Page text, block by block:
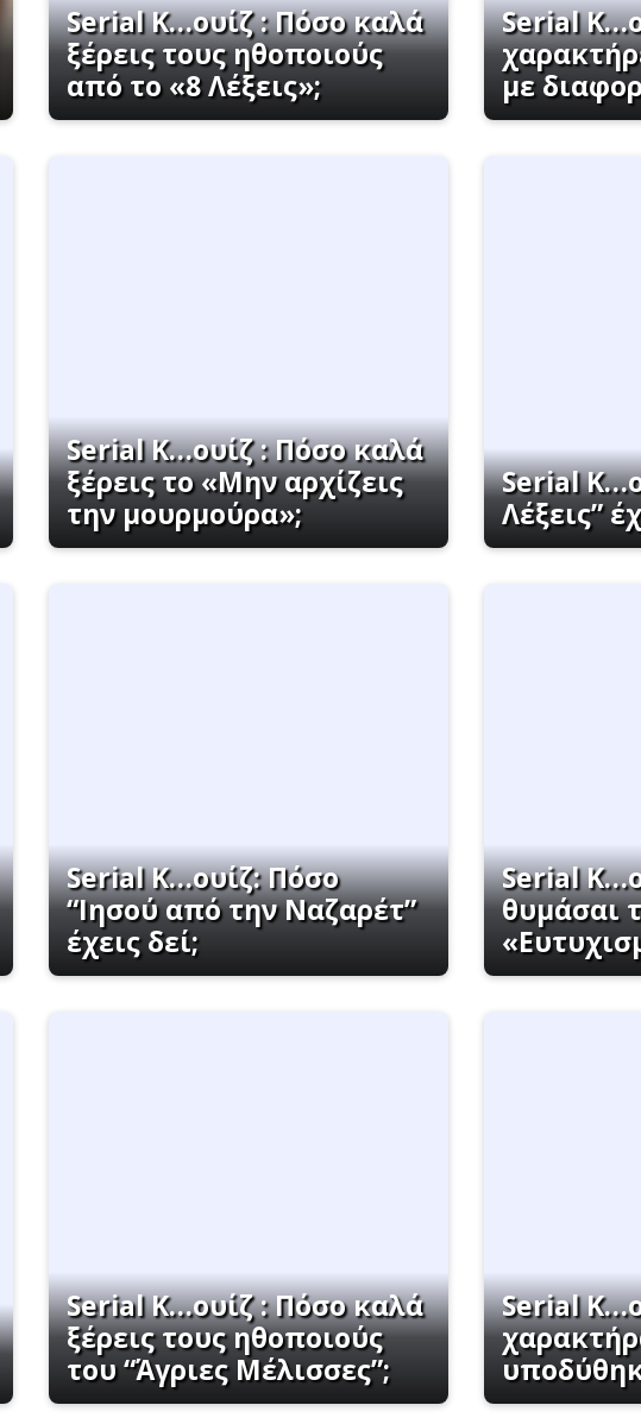
Serial K…ουίζ : Πόσο καλά
ξέρεις τους ηθοποιούς
από το «8 Λέξεις»;
Serial
με
Serial K…ουίζ : Πόσο καλά
ξέρεις το «Μην αρχίζεις
την μουρμούρα»;
Serial
Λέξεις”
Serial K…ουίζ: Πόσο
“Ιησού από την Ναζαρέτ”
έχεις δεί;
Serial
θυμάσαι
Serial K…ουίζ : Πόσο καλά
ξέρεις τους ηθοποιούς
του “Άγριες Μέλισσες”;
Serial